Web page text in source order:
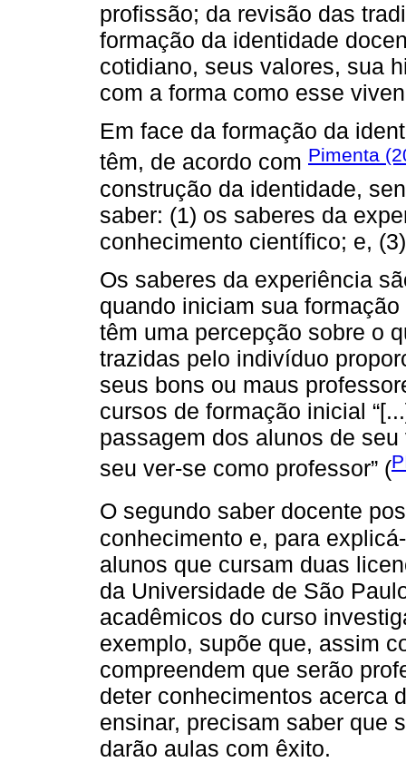
profissão; da revisão das
formação da identidade
cotidiano, seus valores, sua
com a forma como esse
Em face da formação da
têm, de acordo com Pimenta
construção da identidade,
saber: (1) os saberes da
conhecimento científico; e,
Os saberes da experiência
quando iniciam sua
têm uma percepção sobre o
trazidas pelo indivíduo
seus bons ou maus
cursos de formação inicial
passagem dos alunos de
seu ver-se como professor” (
O segundo saber docente
conhecimento e, para
alunos que cursam duas
da Universidade de São
acadêmicos do curso
exemplo, supõe que, assim
compreendem que serão
deter conhecimentos acerca
ensinar, precisam saber que
darão aulas com êxito.